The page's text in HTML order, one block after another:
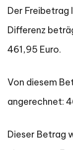
Der Freibetrag
Differenz
461,95 Euro.
Von diesem
angerechnet:
Dieser Betrag